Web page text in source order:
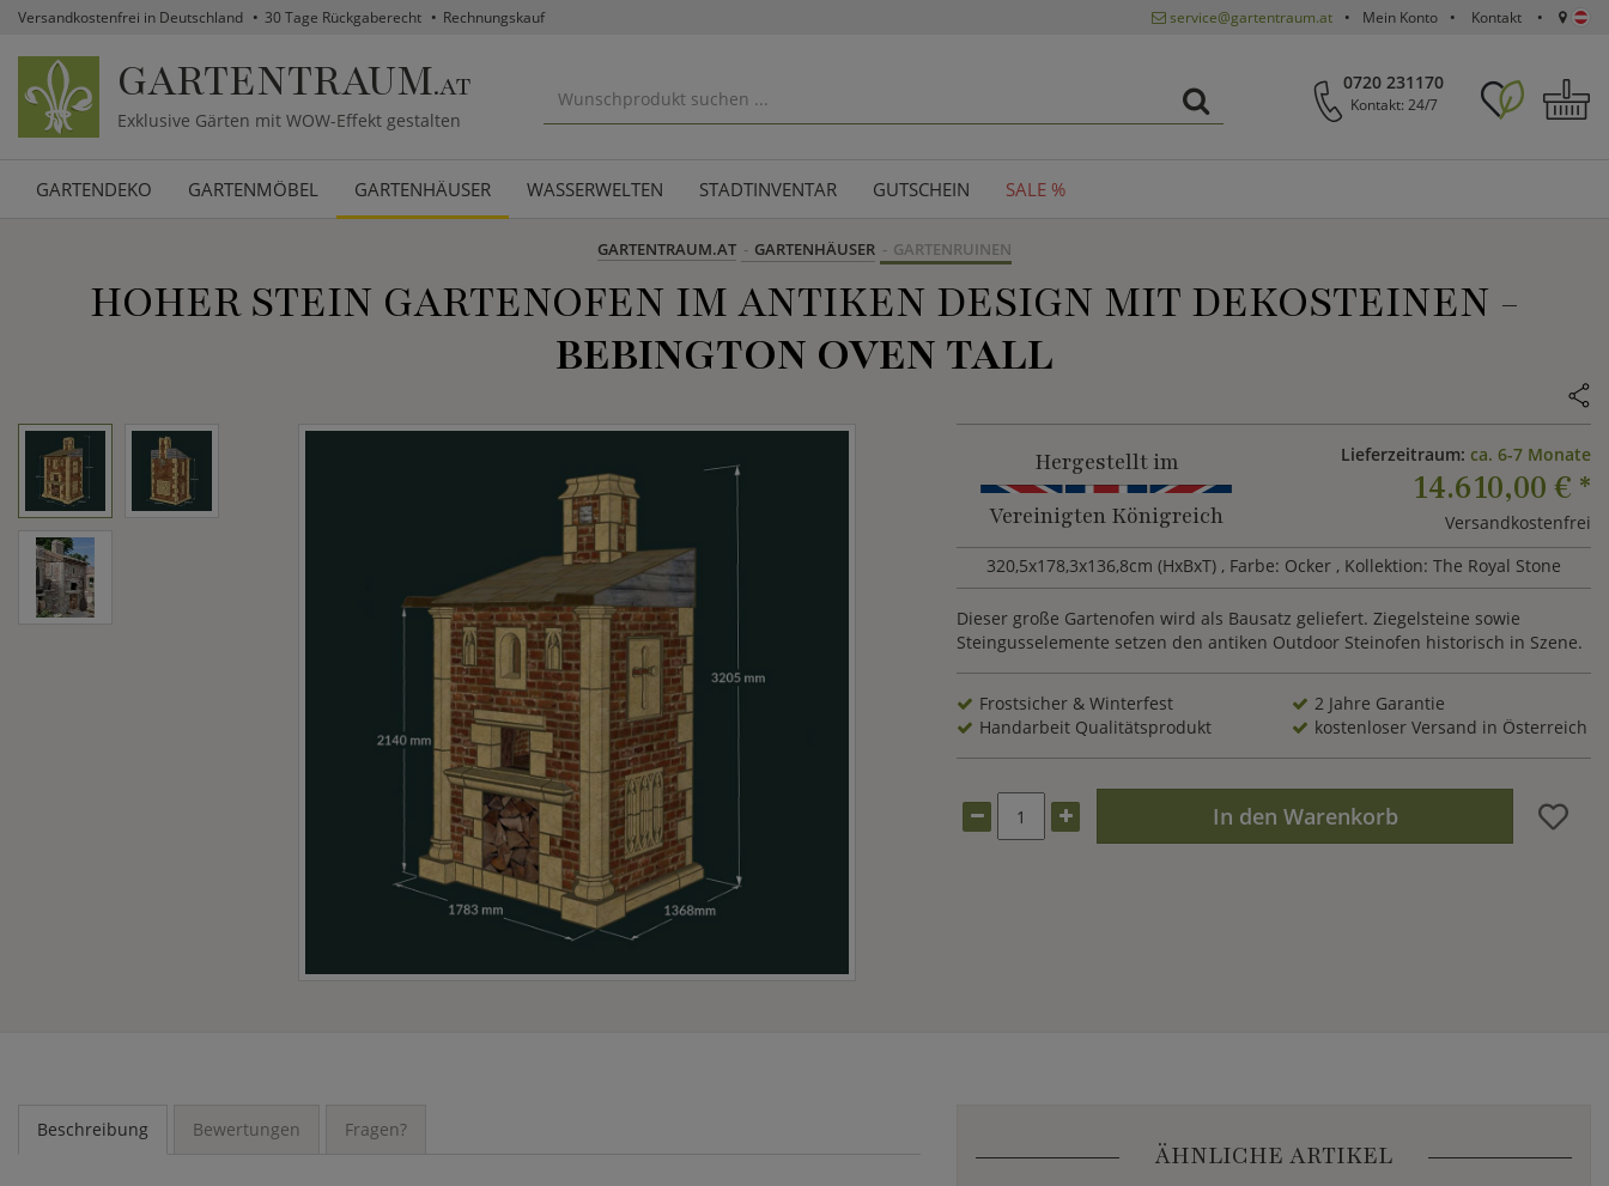
Versandkostenfrei in Deutschland 30 Tage Rückgaberecht Rechnungskauf service@gartentraum.at Mein Konto Kontakt
GARTENTRAUM.AT
Exklusive Gärten mit WOW-Effekt gestalten
0720 231170
Kontakt: 24/7
GARTENDEKO GARTENMÖBEL GARTENHÄUSER WASSERWELTEN STADTINVENTAR GUTSCHEIN SALE %
GARTENTRAUM.AT GARTENHÄUSER GARTENRUINEN
HOHER STEIN GARTENOFEN IM ANTIKEN DESIGN MIT DEKOSTEINEN -
BEBINGTON OVEN TALL
Hergestellt im
Vereinigten Königreich
Lieferzeitraum: ca. 6-7 Monate
14.610,00 € *
Versandkostenfrei
320,5x178,3x136,8cm (HxBxT) , Farbe: Ocker , Kollektion: The Royal Stone
Dieser große Gartenofen wird als Bausatz geliefert. Ziegelsteine sowie
Steingusselemente setzen den antiken Outdoor Steinofen historisch in Szene.
Frostsicher & Winterfest
2 Jahre Garantie
Handarbeit Qualitätsprodukt
kostenloser Versand in Österreich
In den Warenkorb
Beschreibung Bewertungen Fragen?
ÄHNLICHE ARTIKEL